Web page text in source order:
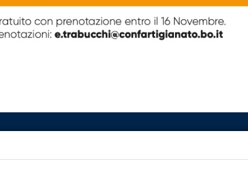
Menù